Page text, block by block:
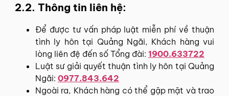
2.2. Thông tin liên hệ:
Để được tư vấn pháp luật miễn phí về thuận
tình ly hôn tại Quảng Ngãi, Khách hàng vui
lòng liên đệ đến số Tổng đài: 1900.633722
Luật sư giải quyết thuận tình ly hôn tại Quảng
Ngãi: 0977.843.642
Ngoài ra, Khách hàng có thể gặp mặt và trao